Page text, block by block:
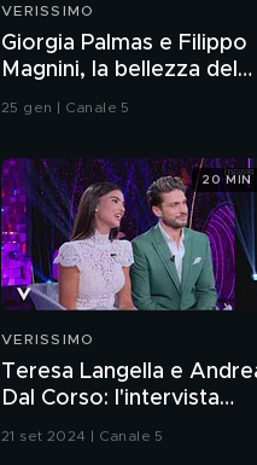
VERISSIMO
Giorgia Palmas e Filippo
Magnini, la bellezza del
loro amore
25 gen | Canale 5
VERISSIMO
Teresa Langella e
Dal Corso: l'intervista
21 set 2024 | Canale 5
20 MIN